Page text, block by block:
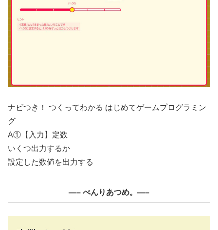
ナビつき！ つくってわかる はじめてゲームプログラミン
グ
A①【入力】定数
いくつ出力するか
設定した数値を出力する
—– べんりあつめ。—–